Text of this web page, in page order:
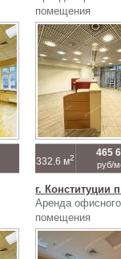
помещения
332.6 м2 465
руб/
г. Конституции
Аренда офисного
помещения